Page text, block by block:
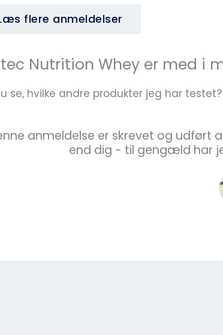
flere anmeldelser
Nutrition Whey er med i
se, hvilke andre produkter jeg har
anmeldelse er skrevet og udført
end dig - til gengæld har